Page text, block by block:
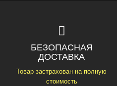
БЕЗОПАСНАЯ
ДОСТАВКА
Товар застрахован на полную
стоимость